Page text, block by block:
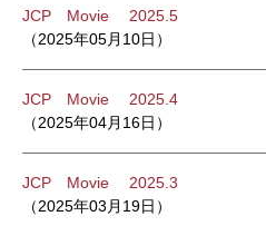
JCP Movie 2025.5
（2025年05月10日）
JCP Movie 2025.4
（2025年04月16日）
JCP Movie 2025.3
（2025年03月19日）